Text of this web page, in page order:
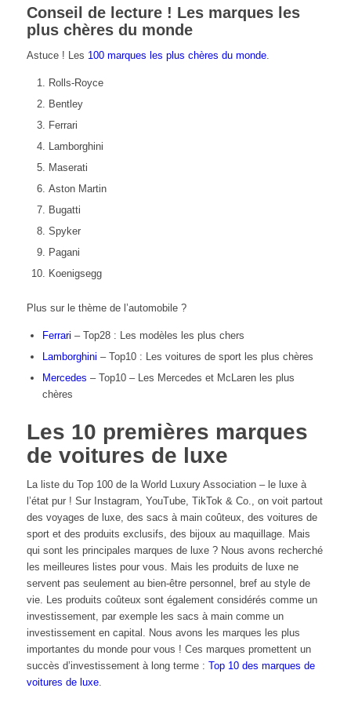
Conseil de lecture ! Les marques les
plus chères du monde
Astuce ! Les 100 marques les plus chères du monde.
Rolls-Royce
Bentley
Ferrari
Lamborghini
Maserati
Aston Martin
Bugatti
Spyker
Pagani
Koenigsegg
Plus sur le thème de l’automobile ?
Ferrari – Top28 : Les modèles les plus chers
Lamborghini – Top10 : Les voitures de sport les plus chères
Mercedes – Top10 – Les Mercedes et McLaren les plus
chères
Les 10 premières marques
de voitures de luxe
La liste du Top 100 de la World Luxury Association – le luxe à
l’état pur ! Sur Instagram, YouTube, TikTok & Co., on voit partout
des voyages de luxe, des sacs à main coûteux, des voitures de
sport et des produits exclusifs, des bijoux au maquillage. Mais
qui sont les principales marques de luxe ? Nous avons recherché
les meilleures listes pour vous. Mais les produits de luxe ne
servent pas seulement au bien-être personnel, bref au style de
vie. Les produits coûteux sont également considérés comme un
investissement, par exemple les sacs à main comme un
investissement en capital. Nous avons les marques les plus
importantes du monde pour vous ! Ces marques promettent un
succès d’investissement à long terme : Top 10 des marques de
voitures de luxe.